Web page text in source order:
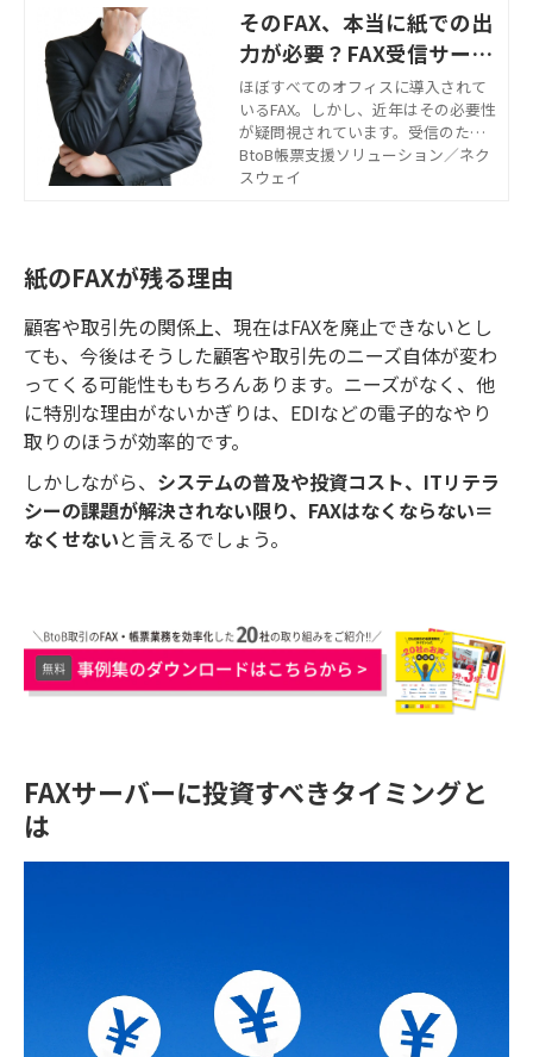
そのFAX、本当に紙での出
力が必要？FAX受信サービ
スによって実現されるメリ
ット
ほぼすべてのオフィスに導入されて
いるFAX。しかし、近年はその必要性
が疑問視されています。受信のたび
に紙へ印刷されること、仕分けやフ
ァイリングの手間などが主な理由で
BtoB帳票支援ソリューション／ネク
スウェイ
紙のFAXが残る理由
顧客や取引先の関係上、現在はFAXを廃止できないとし
ても、今後はそうした顧客や取引先のニーズ自体が変わ
ってくる可能性ももちろんあります。ニーズがなく、他
に特別な理由がないかぎりは、EDIなどの電子的なやり
取りのほうが効率的です。
しかしながら、 システムの普及や投資コスト、ITリテラ
シーの課題が解決されない限り、FAXはなくならない＝
なくせないと言えるでしょう。
FAXサーバーに投資すべきタイミングと
は